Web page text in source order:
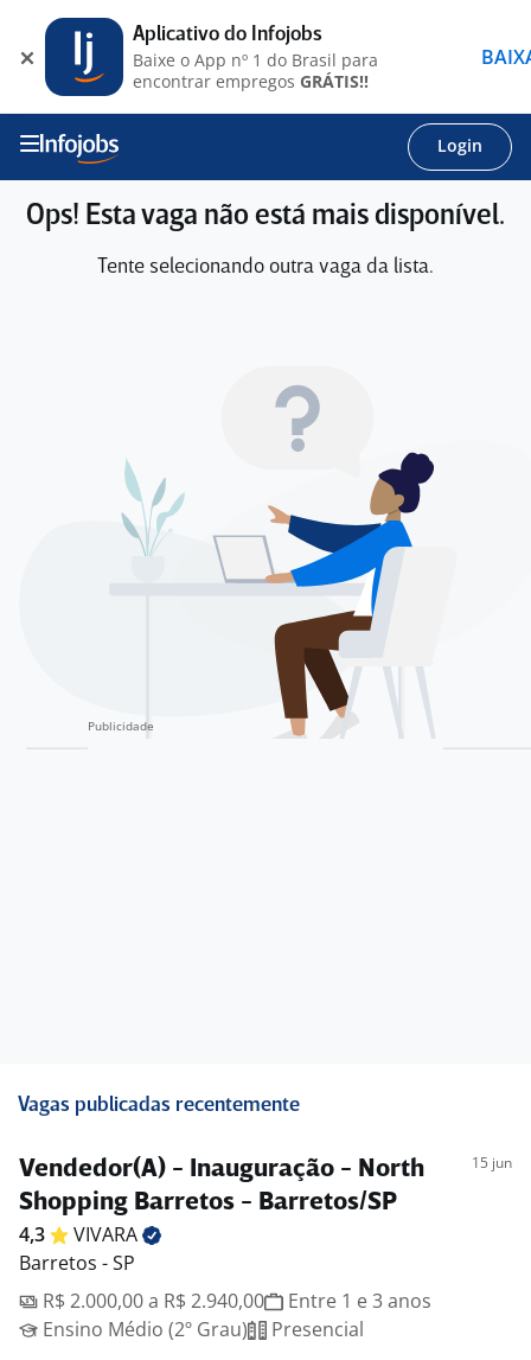
Login
Ops! Esta vaga não está mais disponível.
Tente selecionando outra vaga da lista.
Vagas publicadas recentemente
Vendedor(A) - Inauguração - North
Shopping Barretos - Barretos/SP
15 jun
4,3
VIVARA
Barretos - SP
R$ 2.000,00 a R$ 2.940,00
Entre 1 e 3 anos
Ensino Médio (2º Grau)
Presencial
Aplicativo do Infojobs
Baixe o App nº 1 do Brasil para
encontrar empregos GRÁTIS!!